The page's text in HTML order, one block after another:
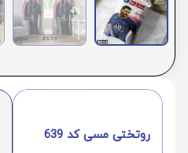
روتختی مسی کد 639